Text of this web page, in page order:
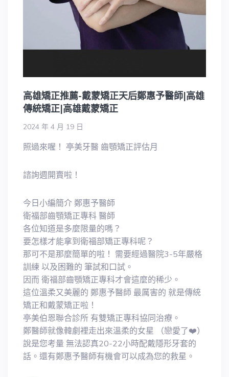
高雄矯正推薦-戴蒙矯正天后鄭惠予醫師|高雄
傳統矯正|高雄戴蒙矯正
2024 年 4 月 19 日
照過來喔！ 亭美牙醫 齒顎矯正評估月
諮詢週開賣啦！
今日小編簡介 鄭惠予醫師
衛福部齒顎矯正專科 醫師
各位知道是多麼限量的嗎？
要怎樣才能拿到衛福部矯正專科呢？
那可不是那麼簡單的啦！ 需要經過醫院3-5年嚴格
訓練 以及困難的 筆試和口試。
因而 衛福部齒顎矯正專科才會這麼的稀少。
這位溫柔又美麗的 鄭惠予醫師 最厲害的 就是傳統
矯正和戴蒙矯正啦！
亭美伯恩聯合診所 有雙矯正專科協同治療。
鄭醫師就像韓劇裡走出來溫柔的女星 （戀愛了❤️）
說是您考量 無法認真20-22小時配戴隱形牙套的
話。還有鄭惠予醫師有機會可以成為您的救星。